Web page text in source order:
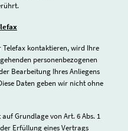
Telefax kontaktieren, wird Ihre
personenbezogenen
Bearbeitung Ihres Anliegens
Daten geben wir nicht ohne
Grundlage von Art. 6 Abs. 1
Erfüllung eines Vertrags